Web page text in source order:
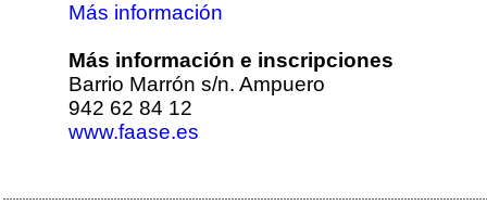
Más información
Más información e inscripciones
Barrio Marrón s/n. Ampuero
942 62 84 12
www.faase.es